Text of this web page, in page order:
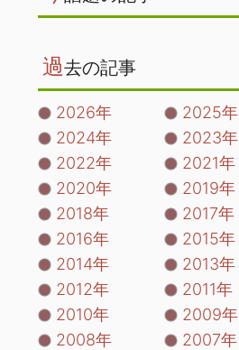
過去の記事
2026年
2025年
2024年
2023年
2022年
2021年
2020年
2019年
2018年
2017年
2016年
2015年
2014年
2013年
2012年
2011年
2010年
2009年
2008年
2007年